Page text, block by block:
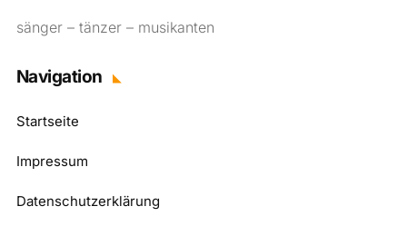
sänger – tänzer – musikanten
Navigation
Startseite
Impressum
Datenschutzerklärung